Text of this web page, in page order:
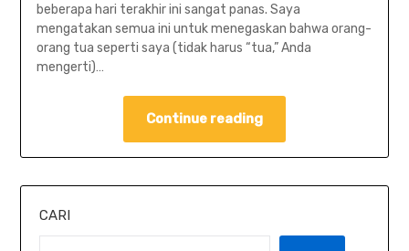
beberapa hari terakhir ini sangat panas. Saya
mengatakan semua ini untuk menegaskan bahwa orang-
orang tua seperti saya (tidak harus “tua,” Anda
mengerti)…
Continue reading
CARI